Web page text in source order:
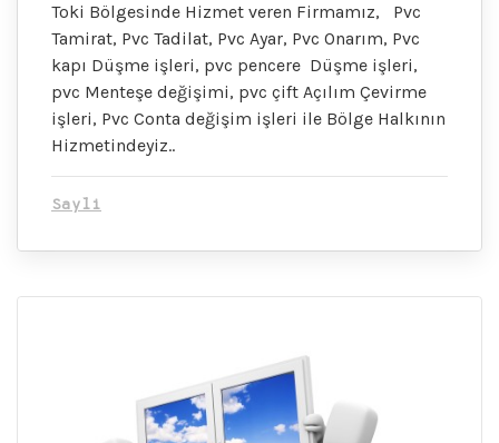
Toki Bölgesinde Hizmet veren Firmamız, Pvc
Tamirat, Pvc Tadilat, Pvc Ayar, Pvc Onarım, Pvc
kapı Düşme işleri, pvc pencere Düşme işleri,
pvc Menteşe değişimi, pvc çift Açılım Çevirme
işleri, Pvc Conta değişim işleri ile Bölge Halkının
Hizmetindeyiz..
Sayli